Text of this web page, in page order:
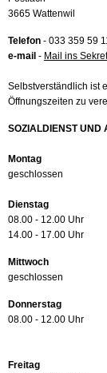
3665 Wattenwil
Telefon - 033 359 59
e-mail - Mail ins
Selbstverständlich ist
Öffnungszeiten zu
SOZIALDIENST UND
Montag
geschlossen
Dienstag
08.00 - 12.00 Uhr
14.00 - 17.00 Uhr
Mittwoch
geschlossen
Donnerstag
08.00 - 12.00 Uhr
Freitag